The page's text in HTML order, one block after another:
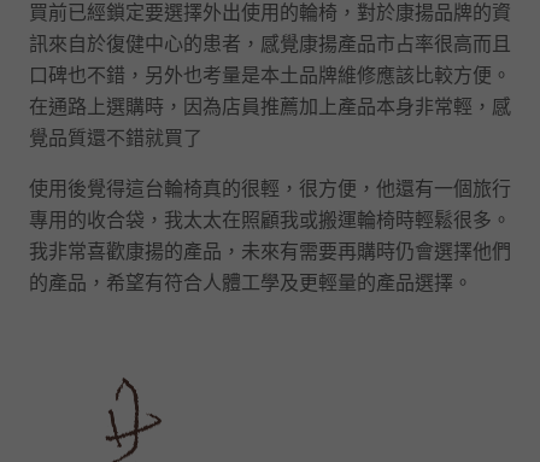
買前已經鎖定要選擇外出使用的輪椅，對於康揚品牌的資
訊來自於復健中心的患者，感覺康揚產品市占率很高而且
口碑也不錯，另外也考量是本土品牌維修應該比較方便。
在通路上選購時，因為店員推薦加上產品本身非常輕，感
覺品質還不錯就買了
使用後覺得這台輪椅真的很輕，很方便，他還有一個旅行
專用的收合袋，我太太在照顧我或搬運輪椅時輕鬆很多。
我非常喜歡康揚的產品，未來有需要再購時仍會選擇他們
的產品，希望有符合人體工學及更輕量的產品選擇。